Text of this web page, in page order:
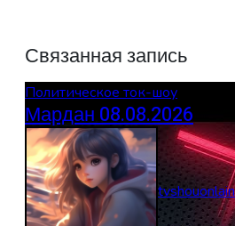
Связанная запись
Политическое ток-шоу
Мардан 08.08.2026